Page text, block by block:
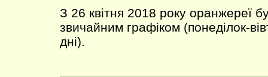
З 26 квітня 2018 року оранжереї
звичайним графіком (понеділок-
дні).